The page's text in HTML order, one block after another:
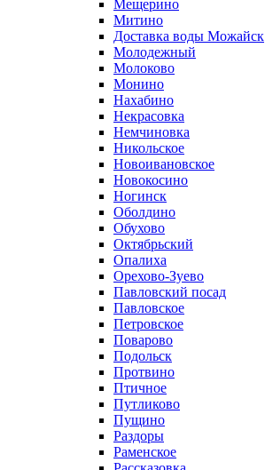
Мещерино
Митино
Доставка воды Можайск
Молодежный
Молоково
Монино
Нахабино
Некрасовка
Немчиновка
Никольское
Новоивановское
Новокосино
Ногинск
Оболдино
Обухово
Октябрьский
Опалиха
Орехово-Зуево
Павловский посад
Павловское
Петровское
Поварово
Подольск
Протвино
Птичное
Путликово
Пущино
Раздоры
Раменское